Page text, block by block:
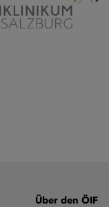
Über den ÖIF